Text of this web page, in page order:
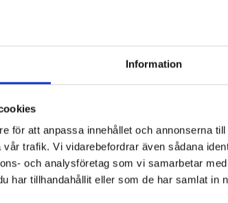
Information
för att anpassa innehållet och annonserna
trafik. Vi vidarebefordrar även sådana
och analysföretag som vi samarbetar
har tillhandahållit eller som de har samlat in
– Ohlssons växer kraftigt
Österåker och Vaxholm